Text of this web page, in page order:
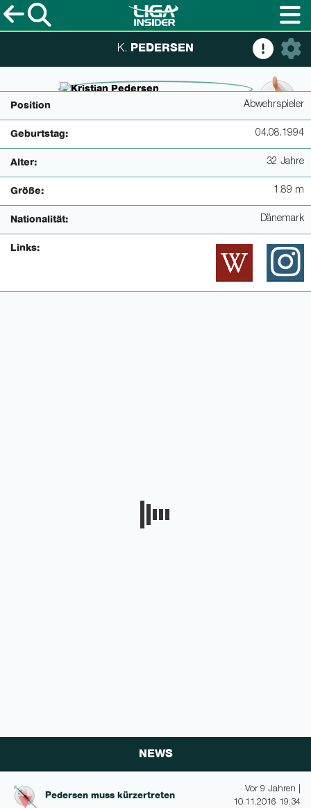
K. PEDERSEN
© imagoimages / Uwe Kraft
Position Abwehrspieler
Geburtstag: 04.08.1994
Alter: 32 Jahre
Größe: 1.89 m
Nationalität: Dänemark
Links:
NEWS
Pedersen muss kürzertre­ten
Vor 9 Jahren |
10.11.2016 19:34